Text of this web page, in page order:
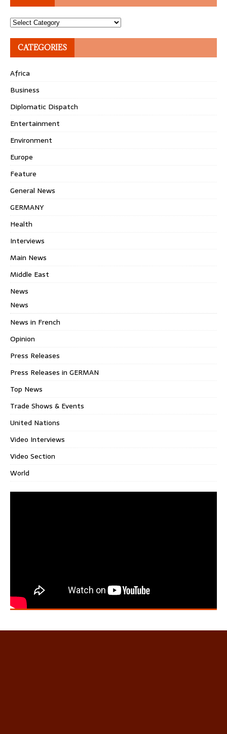
Topics
CATEGORIES
Africa
Business
Diplomatic Dispatch
Entertainment
Environment
Europe
Feature
General News
GERMANY
Health
Interviews
Main News
Middle East
News
News
News in French
Opinion
Press Releases
Press Releases in GERMAN
Top News
Trade Shows & Events
United Nations
Video Interviews
Video Section
World